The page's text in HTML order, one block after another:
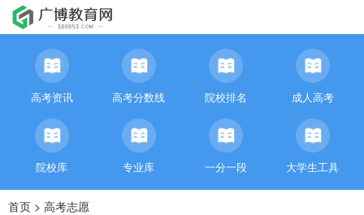
高考资讯 高考分数线 院校排名 成人高考
院校库 专业库 一分一段 大学生工具
首页 > 高考志愿